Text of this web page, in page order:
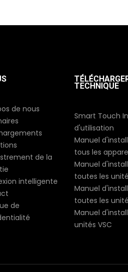
de nous
de la
intelligente
de
TECHNIQUE
Smart Touch
d'utilisation
Manuel
tous les
Manuel
toutes les
Manuel
toutes les
Manuel
unités VSC